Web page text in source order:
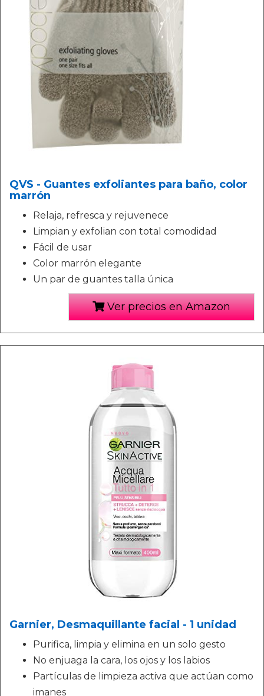
QVS - Guantes exfoliantes para baño, color
marrón
Relaja, refresca y rejuvenece
Limpian y exfolian con total comodidad
Fácil de usar
Color marrón elegante
Un par de guantes talla única
Ver precios en Amazon
Garnier, Desmaquillante facial - 1 unidad
Purifica, limpia y elimina en un solo gesto
No enjuaga la cara, los ojos y los labios
Partículas de limpieza activa que actúan como
imanes